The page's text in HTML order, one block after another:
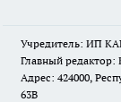
Учредитель: ИП
Главный
Адрес: 424000,
63В